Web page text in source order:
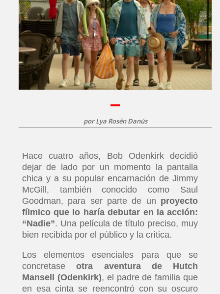
porLya Rosén Danús
Hace cuatro años, Bob Odenkirk decidió
dejar de lado por un momento la pantalla
chica y a su popular encarnación de Jimmy
McGill, también conocido como Saul
Goodman, para ser parte de un proyecto
fílmico que lo haría debutar en la acción:
“Nadie”. Una película de título preciso, muy
bien recibida por el público y la crítica.
Los elementos esenciales para que se
concretaseotra aventura de Hutch
Mansell (Odenkirk), el padre de familia que
en esa cinta se reencontró con su oscuro